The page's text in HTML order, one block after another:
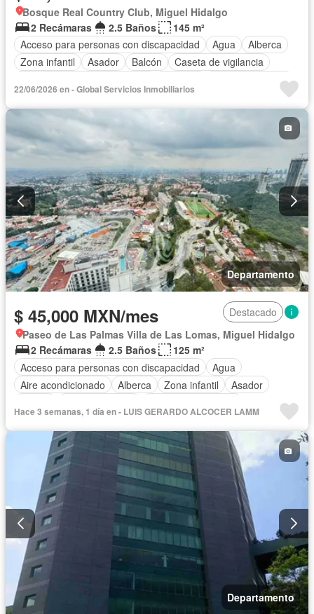
Bosque Real Country Club, Miguel Hidalgo
2 Recámaras
2.5 Baños
145 m²
Acceso para personas con discapacidad
Agua
Alberca
Zona infantil
Asador Balcón
Caseta de vigilancia
Cocina equipada
Cocina integral
Conserje
Cuarto de Limpieza
Cuarto de servicio
Estacionamiento
Gas natural Gimnasio
Internet
Jardín
Despacho
Recámara con closet
Sala polivalente
Seguridad
Televisión por cable
Vista panorámica
Wifi Zonas verdes
Permite mascotas
Permite niños
Sin amueblar
22/06/2026 en - Global Servicios Inmobiliarios
Departamento
$ 45,000 MXN/mes
Destacado
Paseo de Las Palmas Villa de Las Lomas, Miguel Hidalgo
2 Recámaras
2.5 Baños
125 m²
Acceso para personas con discapacidad
Agua
Aire acondicionado
Alberca Zona infantil
Asador
Circuito cerrado de televisión
Cisterna
Cocina integral
Conserje
Electricidad Elevador
Estacionamiento
Gimnasio
Jardín
Recámara con closet
Sala polivalente
Sauna Seguridad
Vista panorámica
Zonas verdes
Permite mascotas
Permite niños
Sin amueblar
Hace 3 semanas, 1 día en - LUIS GERARDO ALCOCER LAMM
Departamento